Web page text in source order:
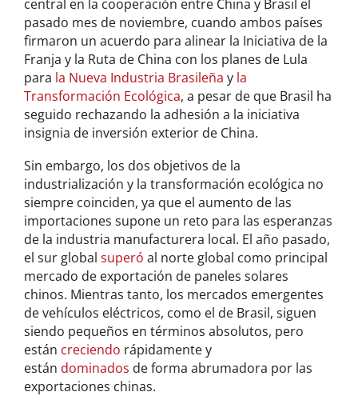
central en la cooperación entre China y Brasil el
pasado mes de noviembre, cuando ambos países
firmaron un acuerdo para alinear la Iniciativa de la
Franja y la Ruta de China con los planes de Lula
para la Nueva Industria Brasileña y la
Transformación Ecológica, a pesar de que Brasil ha
seguido rechazando la adhesión a la iniciativa
insignia de inversión exterior de China.
Sin embargo, los dos objetivos de la
industrialización y la transformación ecológica no
siempre coinciden, ya que el aumento de las
importaciones supone un reto para las esperanzas
de la industria manufacturera local. El año pasado,
el sur global superó al norte global como principal
mercado de exportación de paneles solares
chinos. Mientras tanto, los mercados emergentes
de vehículos eléctricos, como el de Brasil, siguen
siendo pequeños en términos absolutos, pero
están creciendo rápidamente y
están dominados de forma abrumadora por las
exportaciones chinas.